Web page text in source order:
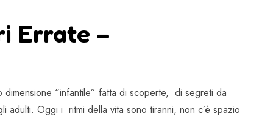
Errate –
dimensione “infantile” fatta di scoperte, di segreti da
adulti. Oggi i ritmi della vita sono tiranni, non c’è spazio